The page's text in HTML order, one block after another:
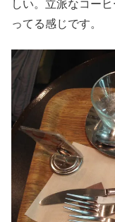
しい。立派なコー
ってる感じです。